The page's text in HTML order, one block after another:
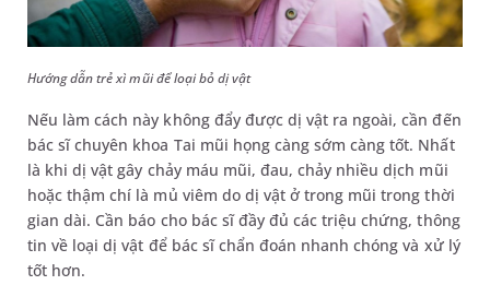
Hướng dẫn trẻ xì mũi để loại bỏ dị vật
Nếu làm cách này không đẩy được dị vật ra ngoài, cần đến
bác sĩ chuyên khoa Tai mũi họng càng sớm càng tốt. Nhất
là khi dị vật gây chảy máu mũi, đau, chảy nhiều dịch mũi
hoặc thậm chí là mủ viêm do dị vật ở trong mũi trong thời
gian dài. Cần báo cho bác sĩ đầy đủ các triệu chứng, thông
tin về loại dị vật để bác sĩ chẩn đoán nhanh chóng và xử lý
tốt hơn.